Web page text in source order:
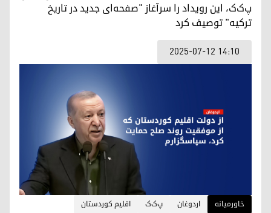
پ‌ک‌ک، این رویداد را سرآغاز "صفحه‌ای جدید در تاریخ
ترکیه" توصیف کرد
2025-07-12 14:10
خاورمیانه اردوغان پ‌ک‌ک اقلیم کوردستان